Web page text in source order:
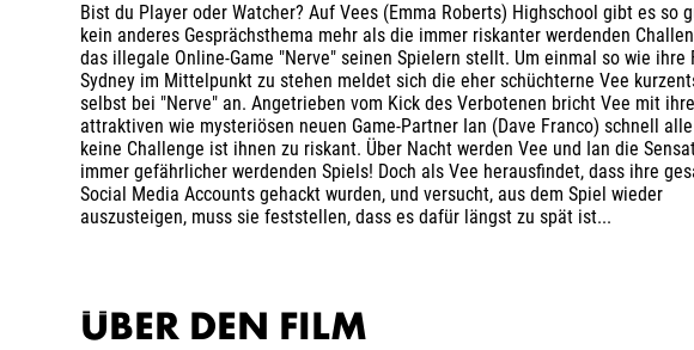
Bist du Player oder Watcher? Auf Vees (Emma Roberts) Highschool gibt es so
kein anderes Gesprächsthema mehr als die immer riskanter werdenden
das illegale Online-Game "Nerve" seinen Spielern stellt. Um einmal so wie ihre
Sydney im Mittelpunkt zu stehen meldet sich die eher schüchterne Vee
selbst bei "Nerve" an. Angetrieben vom Kick des Verbotenen bricht Vee mit
attraktiven wie mysteriösen neuen Game-Partner Ian (Dave Franco) schnell alle
keine Challenge ist ihnen zu riskant. Über Nacht werden Vee und Ian die
immer gefährlicher werdenden Spiels! Doch als Vee herausfindet, dass ihre
Social Media Accounts gehackt wurden, und versucht, aus dem Spiel wieder
auszusteigen, muss sie feststellen, dass es dafür längst zu spät ist...
ÜBER DEN FILM